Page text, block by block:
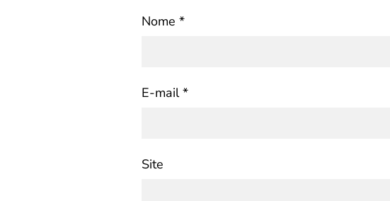
Nome *
E-mail*
Site